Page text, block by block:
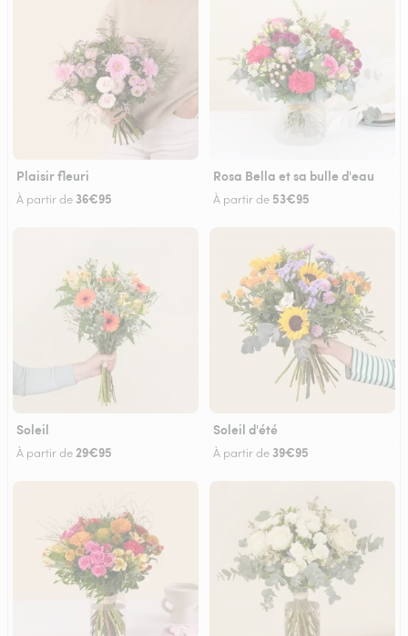
Plaisir fleuri
À partir de 36€95
Rosa Bella et sa bulle d'eau
À partir de 53€95
Soleil
À partir de 29€95
Soleil d'été
À partir de 39€95